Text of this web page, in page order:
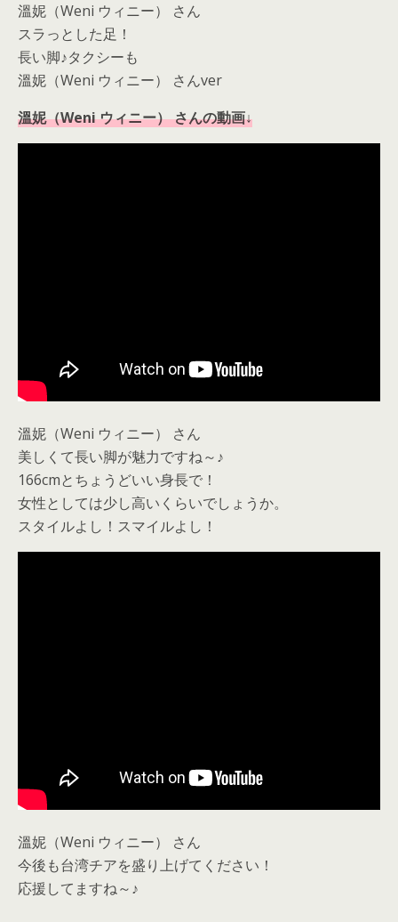
溫妮（Weni ウィニー） さん
スラっとした足！
長い脚♪タクシーも
溫妮（Weni ウィニー） さんver
溫妮（Weni ウィニー） さんの動画↓
溫妮（Weni ウィニー） さん
美しくて長い脚が魅力ですね～♪
166cmとちょうどいい身長で！
女性としては少し高いくらいでしょうか。
スタイルよし！スマイルよし！
溫妮（Weni ウィニー） さん
今後も台湾チアを盛り上げてください！
応援してますね～♪